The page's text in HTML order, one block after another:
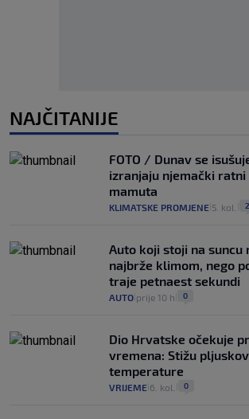
NAJČITANIJE
FOTO / Dunav se
izranjaju njemački
mamuta
KLIMATSKE PROMJENE 5. kol. 2
Auto koji stoji na suncu
najbrže klimom, nego
traje petnaest sekundi
AUTO prije 10 h 0
Dio Hrvatske očekuje
vremena: Stižu
temperature
VRIJEME 6. kol. 0